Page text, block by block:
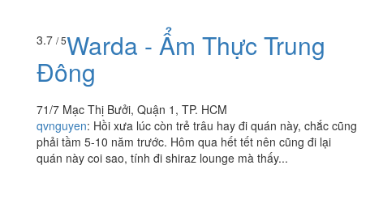
3.7 / 5Warda - Ẩm Thực Trung
Đông
71/7 Mạc Thị Bưởi, Quận 1, TP. HCM
qvnguyen: Hồi xưa lúc còn trẻ trâu hay đi quán này, chắc cũng
phải tầm 5-10 năm trước. Hôm qua hết tết nên cũng đi lại
quán này coi sao, tính đi shiraz lounge mà thấy...